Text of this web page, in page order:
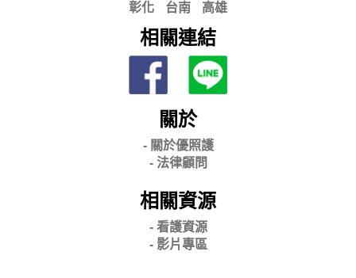
彰化
台南 高雄
相關連結
關於
- 關於優照護
- 法律顧問
相關資源
- 看護資源
- 影片專區